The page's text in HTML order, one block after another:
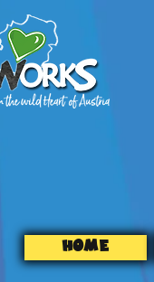
HOME